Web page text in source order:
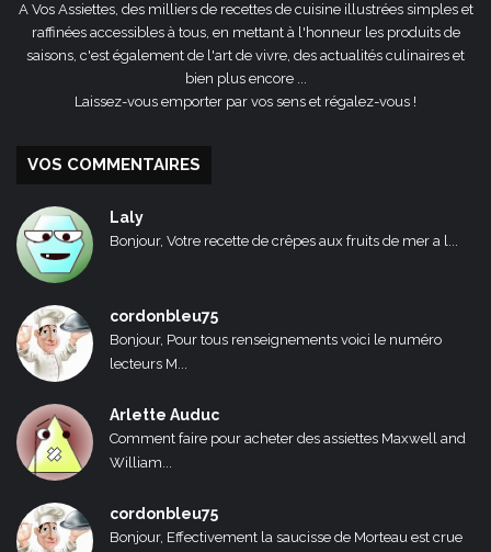
A Vos Assiettes, des milliers de recettes de cuisine illustrées simples et
raffinées accessibles à tous, en mettant à l'honneur les produits de
saisons, c'est également de l'art de vivre, des actualités culinaires et
bien plus encore ...
Laissez-vous emporter par vos sens et régalez-vous !
VOS COMMENTAIRES
Laly
Bonjour, Votre recette de crêpes aux fruits de mer a l...
cordonbleu75
Bonjour, Pour tous renseignements voici le numéro
lecteurs M...
Arlette Auduc
Comment faire pour acheter des assiettes Maxwell and
William...
cordonbleu75
Bonjour, Effectivement la saucisse de Morteau est crue